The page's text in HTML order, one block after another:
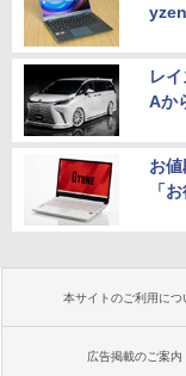
レ
Aか
お
「
本サイトのご利用につ
広告掲載のご案内